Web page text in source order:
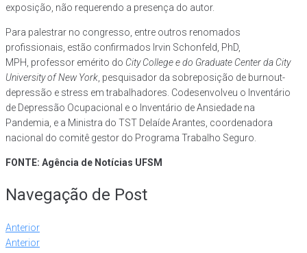
exposição, não requerendo a presença do autor.
Para palestrar no congresso, entre outros renomados
profissionais, estão confirmados Irvin Schonfeld, PhD,
MPH, professor emérito do City College e do Graduate Center da City
University of New York, pesquisador da sobreposição de burnout-
depressão e stress em trabalhadores. Codesenvolveu o Inventário
de Depressão Ocupacional e o Inventário de Ansiedade na
Pandemia, e a Ministra do TST Delaíde Arantes, coordenadora
nacional do comitê gestor do Programa Trabalho Seguro.
FONTE: Agência de Notícias UFSM
Navegação de Post
Anterior
Anterior